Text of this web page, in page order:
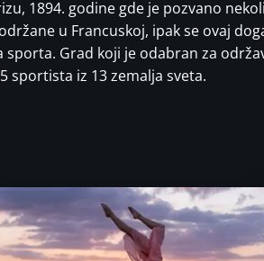
1894. godine gde je pozvano
u Francuskoj, ipak se ovaj
Grad koji je odabran za
sportista iz 13 zemalja sveta.